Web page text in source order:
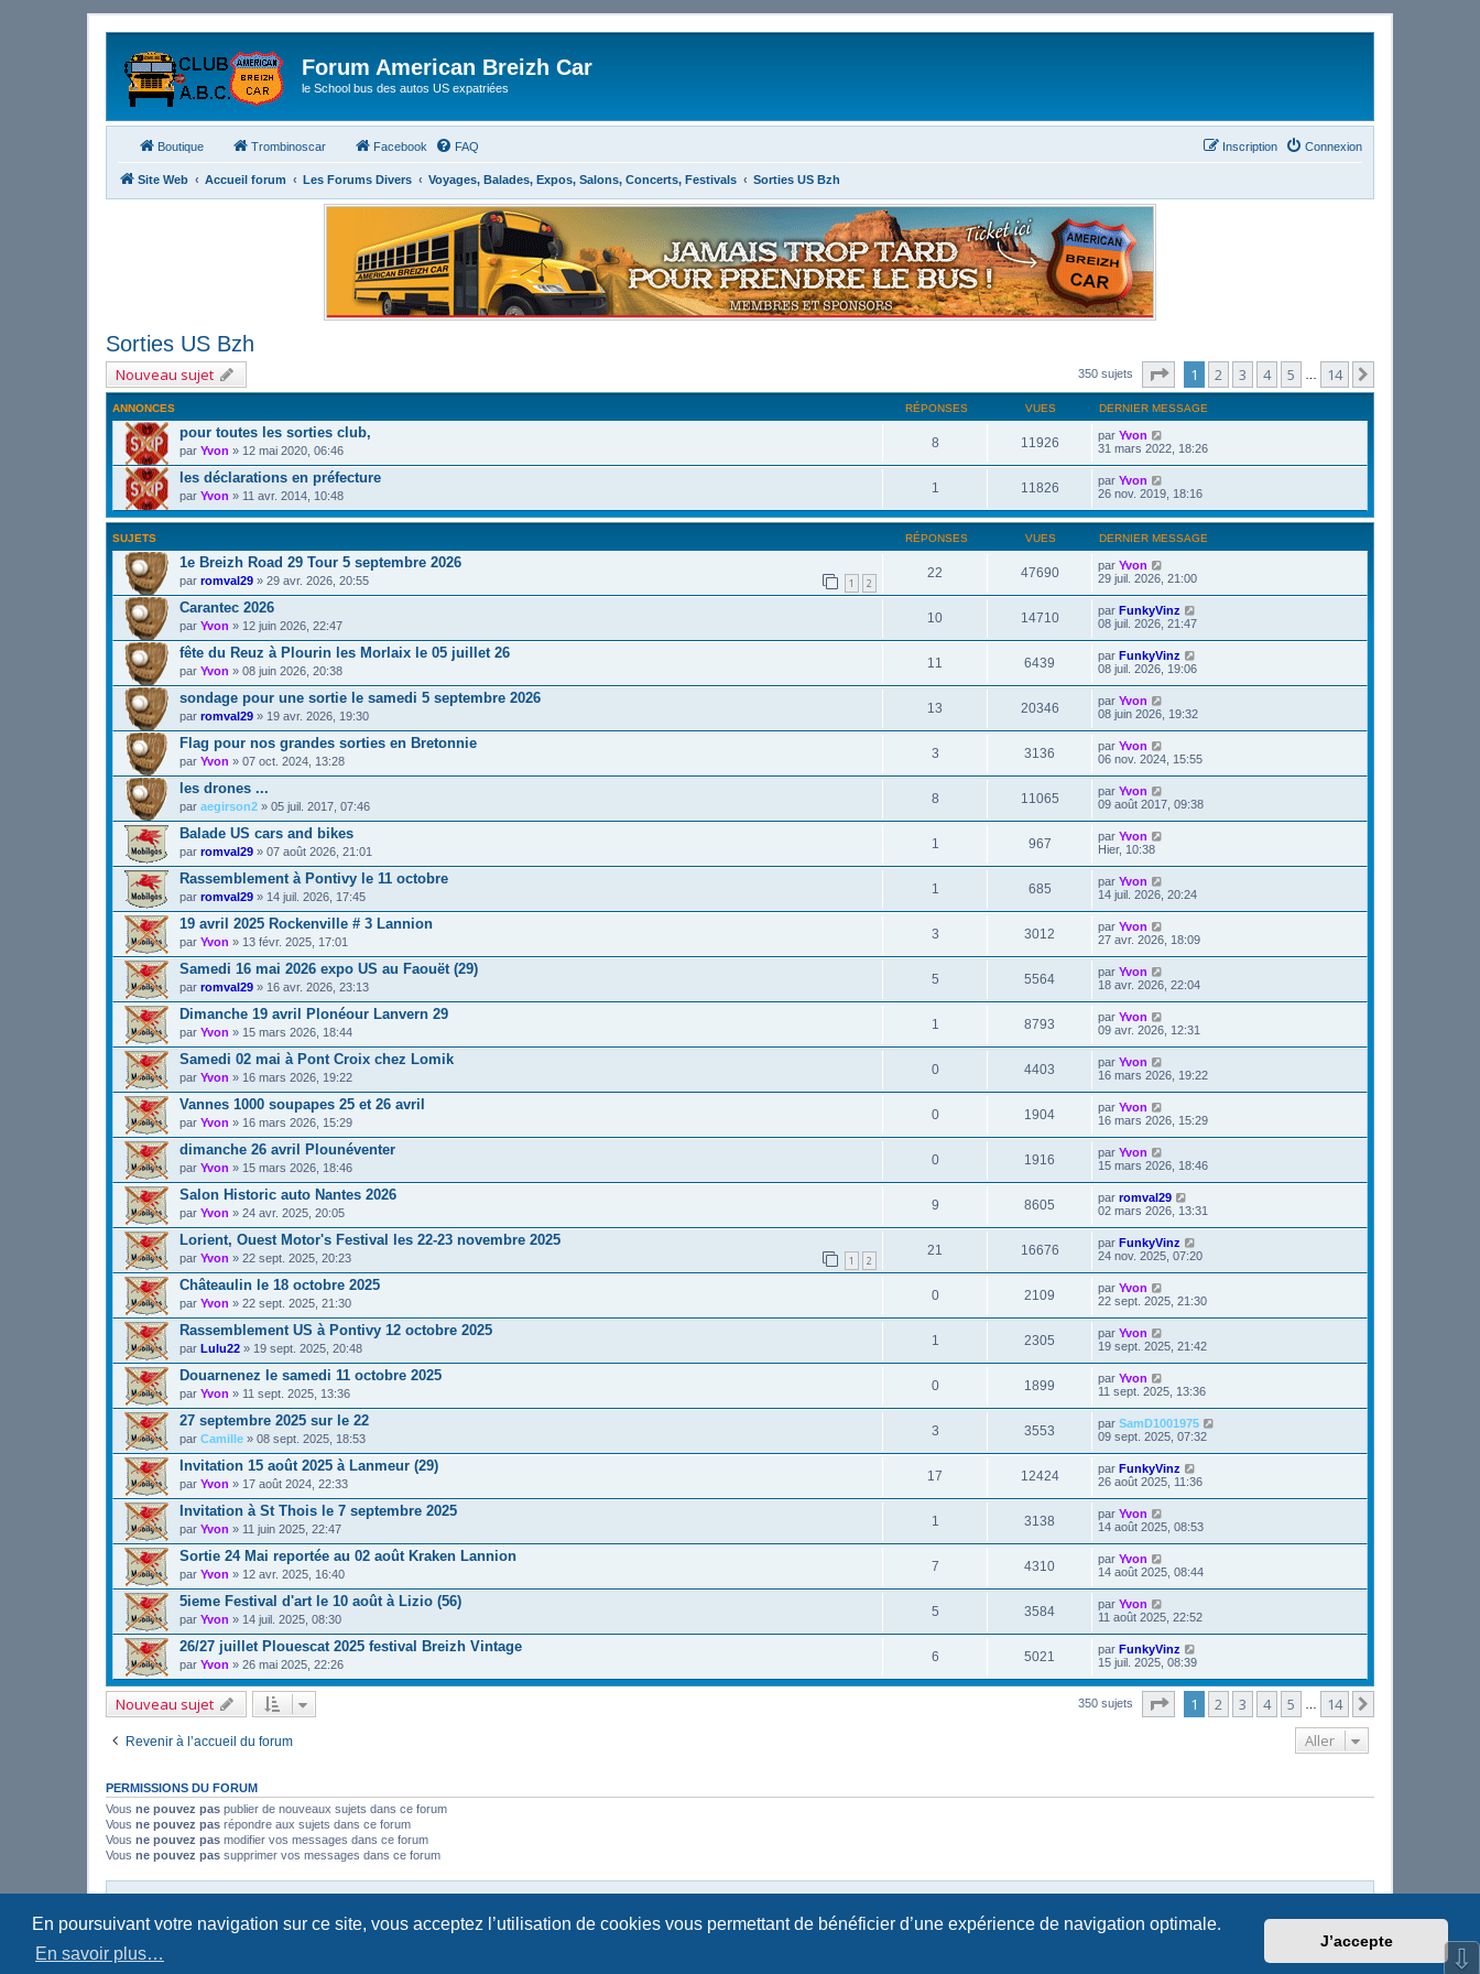
En poursuivant votre navigation sur ce site, vous acceptez l’utilisation de cookies vous permettant de bénéficier d’une expérience de navigation optimale.
En savoir plus…
J’accepte
Forum American Breizh Car
le School bus des autos US expatriées
Boutique Trombinoscar Facebook FAQ Connexion
Inscription
Site Web Accueil forum Les Forums Divers Voyages, Balades, Expos, Salons, Concerts, Festivals Sorties US Bzh
Sorties US Bzh
Nouveau sujet 350 sujets Page sur14
1 2 3 4 5 14
ANNONCES RÉPONSES VUES DERNIER MESSAGE
pour toutes les sorties club,
par Yvon » 12 mai 2020, 06:46
8 11926 par Yvon
31 mars 2022, 18:26
les déclarations en préfecture
par Yvon » 11 avr. 2014, 10:48
1 11826 par Yvon
26 nov. 2019, 18:16
SUJETS RÉPONSES VUES DERNIER MESSAGE
1e Breizh Road 29 Tour 5 septembre 2026
par romval29 » 29 avr. 2026, 20:55 1 2
22 47690 par Yvon
29 juil. 2026, 21:00
Carantec 2026
par Yvon » 12 juin 2026, 22:47
10 14710 par FunkyVinz
08 juil. 2026, 21:47
fête du Reuz à Plourin les Morlaix le 05 juillet 26
par Yvon » 08 juin 2026, 20:38
11 6439 par FunkyVinz
08 juil. 2026, 19:06
sondage pour une sortie le samedi 5 septembre 2026
par romval29 » 19 avr. 2026, 19:30
13 20346 par Yvon
08 juin 2026, 19:32
Flag pour nos grandes sorties en Bretonnie
par Yvon » 07 oct. 2024, 13:28
3 3136 par Yvon
06 nov. 2024, 15:55
les drones ...
par aegirson2 » 05 juil. 2017, 07:46
8 11065 par Yvon
09 août 2017, 09:38
Balade US cars and bikes
par romval29 » 07 août 2026, 21:01
1 967 par Yvon
Hier, 10:38
Rassemblement à Pontivy le 11 octobre
par romval29 » 14 juil. 2026, 17:45
1 685 par Yvon
14 juil. 2026, 20:24
19 avril 2025 Rockenville # 3 Lannion
par Yvon » 13 févr. 2025, 17:01
3 3012 par Yvon
27 avr. 2026, 18:09
Samedi 16 mai 2026 expo US au Faouët (29)
par romval29 » 16 avr. 2026, 23:13
5 5564 par Yvon
18 avr. 2026, 22:04
Dimanche 19 avril Plonéour Lanvern 29
par Yvon » 15 mars 2026, 18:44
1 8793 par Yvon
09 avr. 2026, 12:31
Samedi 02 mai à Pont Croix chez Lomik
par Yvon » 16 mars 2026, 19:22
0 4403 par Yvon
16 mars 2026, 19:22
Vannes 1000 soupapes 25 et 26 avril
par Yvon » 16 mars 2026, 15:29
0 1904 par Yvon
16 mars 2026, 15:29
dimanche 26 avril Plounéventer
par Yvon » 15 mars 2026, 18:46
0 1916 par Yvon
15 mars 2026, 18:46
Salon Historic auto Nantes 2026
par Yvon » 24 avr. 2025, 20:05
9 8605 par romval29
02 mars 2026, 13:31
Lorient, Ouest Motor's Festival les 22-23 novembre 2025
par Yvon » 22 sept. 2025, 20:23 1 2
21 16676 par FunkyVinz
24 nov. 2025, 07:20
Châteaulin le 18 octobre 2025
par Yvon » 22 sept. 2025, 21:30
0 2109 par Yvon
22 sept. 2025, 21:30
Rassemblement US à Pontivy 12 octobre 2025
par Lulu22 » 19 sept. 2025, 20:48
1 2305 par Yvon
19 sept. 2025, 21:42
Douarnenez le samedi 11 octobre 2025
par Yvon » 11 sept. 2025, 13:36
0 1899 par Yvon
11 sept. 2025, 13:36
27 septembre 2025 sur le 22
par Camille » 08 sept. 2025, 18:53
3 3553 par SamD1001975
09 sept. 2025, 07:32
Invitation 15 août 2025 à Lanmeur (29)
par Yvon » 17 août 2024, 22:33
17 12424 par FunkyVinz
26 août 2025, 11:36
Invitation à St Thois le 7 septembre 2025
par Yvon » 11 juin 2025, 22:47
1 3138 par Yvon
14 août 2025, 08:53
Sortie 24 Mai reportée au 02 août Kraken Lannion
par Yvon » 12 avr. 2025, 16:40
7 4310 par Yvon
14 août 2025, 08:44
5ieme Festival d'art le 10 août à Lizio (56)
par Yvon » 14 juil. 2025, 08:30
5 3584 par Yvon
11 août 2025, 22:52
26/27 juillet Plouescat 2025 festival Breizh Vintage
par Yvon » 26 mai 2025, 22:26
6 5021 par FunkyVinz
15 juil. 2025, 08:39
Nouveau sujet 350 sujets Page sur14
1 2 3 4 5 14
Revenir à l’accueil du forum Aller
PERMISSIONS DU FORUM
Vous ne pouvez pas publier de nouveaux sujets dans ce forum
Vous ne pouvez pas répondre aux sujets dans ce forum
Vous ne pouvez pas modifier vos messages dans ce forum
Vous ne pouvez pas supprimer vos messages dans ce forum
Développé parphpBB® Forum Software © phpBB Limited | SE Square byPhpBB3 BBCodes
⇩